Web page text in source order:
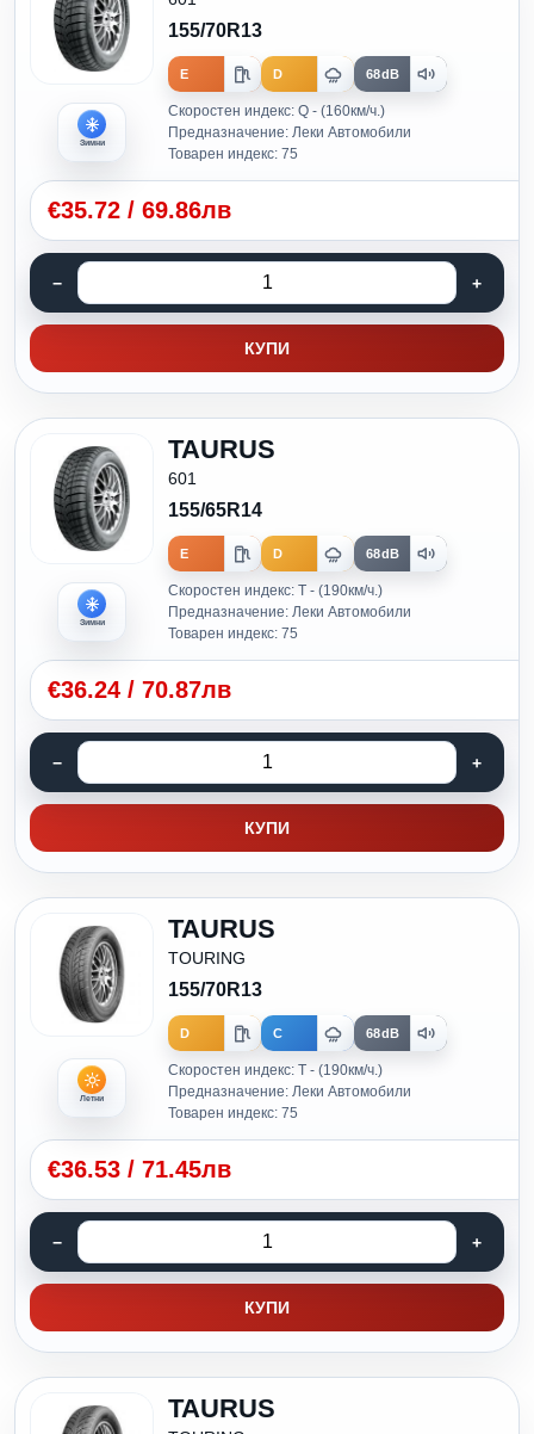
Зимни
155/70R13
E D 68dB
Скоростен индекс: Q - (160км/ч.)
Предназначение: Леки Автомобили
Товарен индекс: 75
€35.72 / 69.86лв
КУПИ
Зимни
TAURUS
601
155/65R14
E D 68dB
Скоростен индекс: T - (190км/ч.)
Предназначение: Леки Автомобили
Товарен индекс: 75
€36.24 / 70.87лв
КУПИ
Летни
TAURUS
TOURING
155/70R13
D C 68dB
Скоростен индекс: T - (190км/ч.)
Предназначение: Леки Автомобили
Товарен индекс: 75
€36.53 / 71.45лв
КУПИ
TAURUS